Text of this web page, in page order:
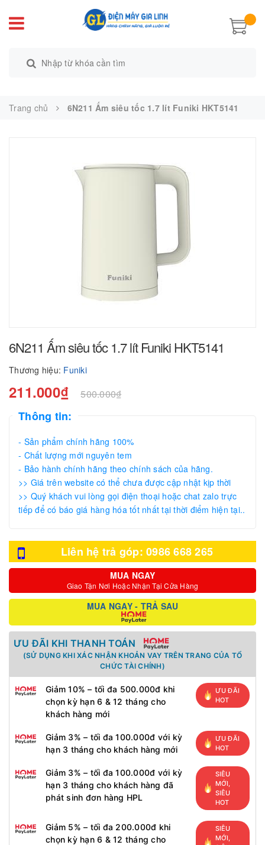
Trang chủ 6N211 Ấm siêu tốc 1.7 lít Funiki HKT5141
6N211 Ấm siêu tốc 1.7 lít Funiki HKT5141
Thương hiệu: Funiki
211.000₫ 500.000₫
Thông tin:
- Sản phẩm chính hãng 100%
- Chất lượng mới nguyên tem
- Bảo hành chính hãng theo chính sách của hãng.
>> Giá trên website có thể chưa được cập nhật kịp thời
>> Quý khách vui lòng gọi điện thoại hoặc chat zalo trực
tiếp để có báo giá hàng hóa tốt nhất tại thời điểm hiện tại..
Liên hệ trả góp: 0986 668 265
MUA NGAY
Giao Tận Nơi Hoặc Nhận Tại Cửa Hàng
MUA NGAY - TRẢ SAU
ƯU ĐÃI KHI THANH TOÁN
(SỬ DỤNG KHI XÁC NHẬN KHOẢN VAY TRÊN TRANG CỦA TỔ
CHỨC TÀI CHÍNH)
Giảm 10% – tối đa 500.000đ khi
chọn kỳ hạn 6 & 12 tháng cho
khách hàng mới
ƯU ĐÃI
HOT
Giảm 3% – tối đa 100.000đ với kỳ
hạn 3 tháng cho khách hàng mới
ƯU ĐÃI
HOT
Giảm 3% – tối đa 100.000đ với kỳ
hạn 3 tháng cho khách hàng đã
phát sinh đơn hàng HPL
SIÊU
MỚI,
SIÊU
HOT
Giảm 5% – tối đa 200.000đ khi
chọn kỳ hạn 6 & 12 tháng cho
SIÊU
MỚI,